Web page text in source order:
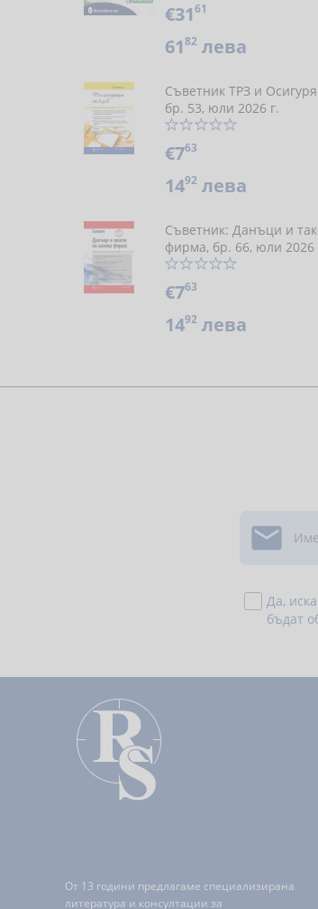
€3161
6182 лева
Съветник ТРЗ и
бр. 53, юли 2026 г.
€763
1492 лева
Съветник: Данъци и
фирма, бр. 66, юли 2026
€763
1492 лева

Да,
бъдат
От 13 години предлагаме специализирана
литература и консултации за